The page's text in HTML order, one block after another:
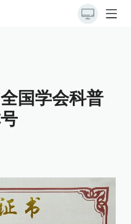
国学会科普